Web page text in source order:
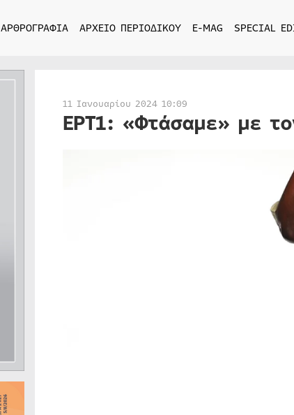
ΑΡΘΡΟΓΡΑΦΙΑ ΑΡΧΕΙΟ ΠΕΡΙΟΔΙΚΟΥ E-MAG SPECIAL
11 Ιανουαρίου 2024 10:09
ΕΡΤ1: «Φτάσαμε» με